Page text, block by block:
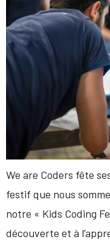
We are Coders fête
festif que nous
notre « Kids Coding
découverte et à